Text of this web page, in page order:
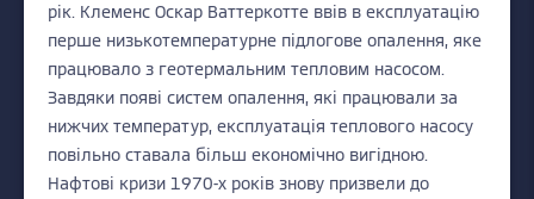
рік. Клеменс Оскар Ваттеркотте ввів в експлуатацію
перше низькотемпературне підлогове опалення, яке
працювало з геотермальним тепловим насосом.
Завдяки появі систем опалення, які працювали за
нижчих температур, експлуатація теплового насосу
повільно ставала більш економічно вигідною.
Нафтові кризи 1970-х років знову призвели до